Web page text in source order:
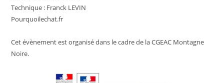
Technique : Franck LEVIN
Pourquoilechat.fr
Cet évènement est organisé dans le cadre de la CGEAC Montagne
Noire.